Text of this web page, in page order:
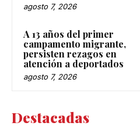
agosto 7, 2026
A 13 años del primer
campamento migrante,
persisten rezagos en
atención a deportados
agosto 7, 2026
Destacadas